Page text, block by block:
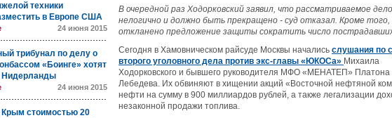
техники
в Европе США
24 июня 2015
трибунал по делу о
«Боинге» хотят
Нидерланды
24 июня 2015
Крым стоимостью 20
В очередной раз Ходорковский заявил, что рассматриваемое дело
нелогично и должно быть прекращено - суд отказал. Кроме
откланено предложение защиты сократить число
Сегодня в Хамовническом райсуде Москвы начались слушания по
второго уголовного дела против экс-главы «ЮКОСа» Михаила
Ходорковского и бывшего руководителя МФО «МЕНАТЕП» Платона
Лебедева. Их обвиняют в хищении акций «Восточной нефтяной
нефти на сумму в 900 миллиардов рублей, а также легализации
незаконной продажи топлива.